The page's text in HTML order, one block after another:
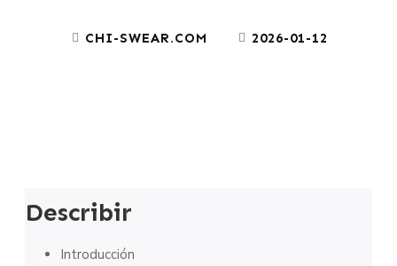
CHI-SWEAR.COM 2026-01-12
Describir
Introducción